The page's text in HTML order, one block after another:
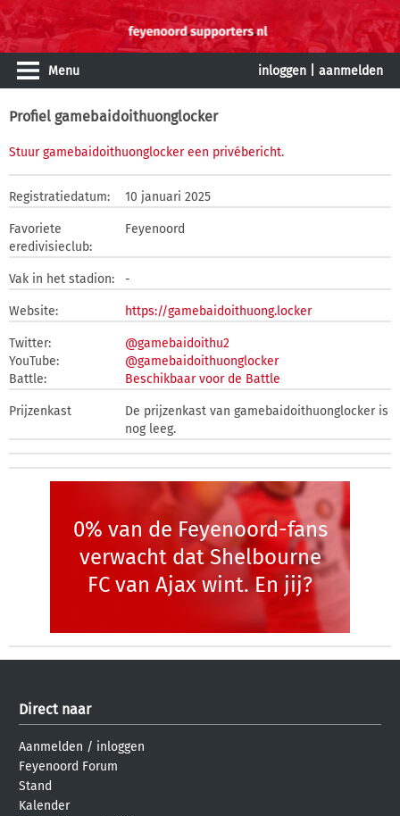
Menu inloggen aanmelden
Profiel gamebaidoithuonglocker
Stuur gamebaidoithuonglocker een privébericht.
Registratiedatum: 10 januari 2025
Favoriete
eredivisieclub:
Feyenoord
Vak in het stadion: -
Website: https://gamebaidoithuong.locker
Twitter:
@gamebaidoithu2
YouTube:
@gamebaidoithuonglocker
Battle:
Beschikbaar voor de Battle
Prijzenkast
De prijzenkast van gamebaidoithuonglocker is
nog leeg.
0% van de Feyenoord-fans
verwacht dat Shelbourne
FC van Ajax wint. En jij?
Direct naar
Aanmelden / inloggen
Feyenoord Forum
Stand
Kalender